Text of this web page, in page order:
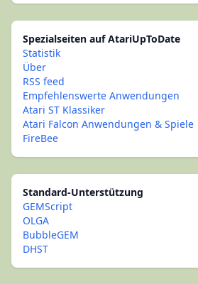
Spezialseiten auf AtariUpToDate
Statistik
Über
RSS feed
Empfehlenswerte Anwendungen
Atari ST Klassiker
Atari Falcon Anwendungen & Spiele
FireBee
Standard-Unterstützung
GEMScript
OLGA
BubbleGEM
DHST